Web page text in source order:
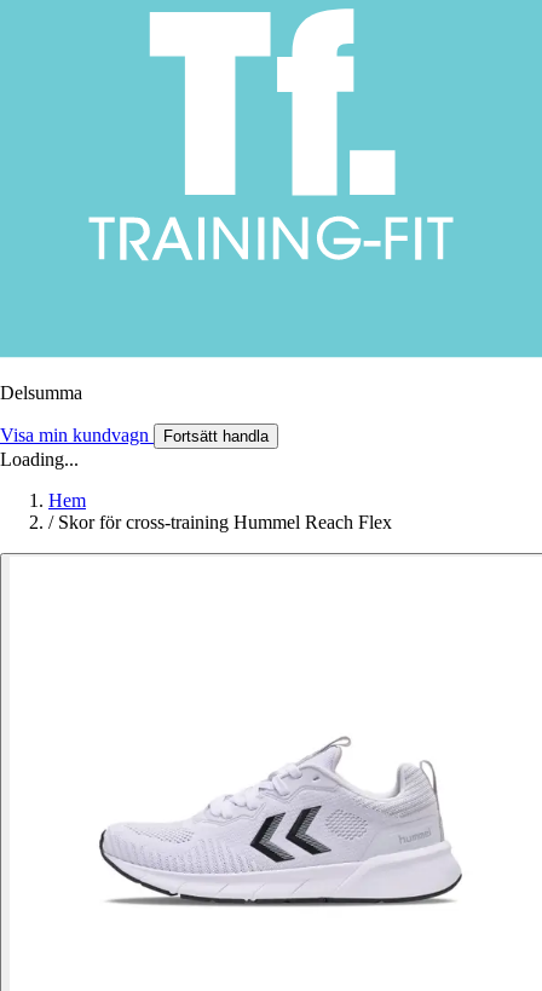
Delsumma
Visa min kundvagn Fortsätt handla
Loading...
Hem
/ Skor för cross-training Hummel Reach Flex